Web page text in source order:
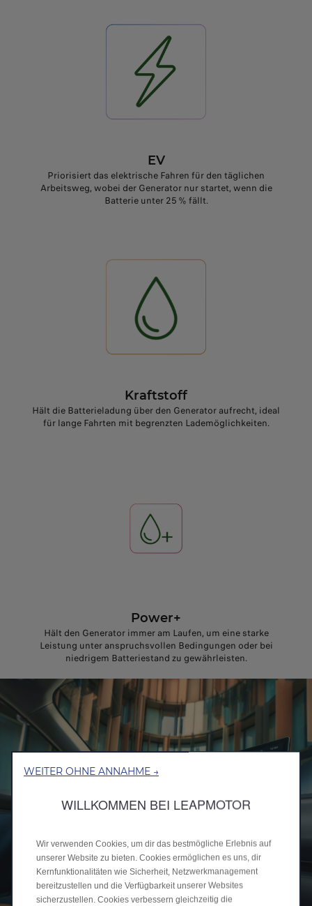
EV
Priorisiert das elektrische Fahren für den täglichen
Arbeitsweg, wobei der Generator nur startet, wenn die
Batterie unter 25 % fällt.
Kraftstoff
Hält die Batterieladung über den Generator aufrecht, ideal
für lange Fahrten mit begrenzten Lademöglichkeiten.
Power+
Hält den Generator immer am Laufen, um eine starke
Leistung unter anspruchsvollen Bedingungen oder bei
niedrigem Batteriestand zu gewährleisten.
WEITER OHNE ANNAHME →
WILLKOMMEN BEI LEAPMOTOR
Wir verwenden Cookies, um dir das bestmögliche Erlebnis auf
unserer Website zu bieten. Cookies ermöglichen es uns, dir
Kernfunktionalitäten wie Sicherheit, Netzwerkmanagement
bereitzustellen und die Verfügbarkeit unserer Websites
sicherzustellen. Cookies verbessern gleichzeitig die